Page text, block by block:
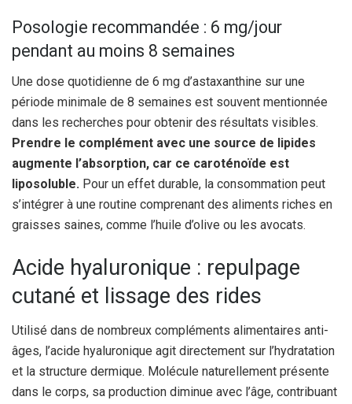
Posologie recommandée : 6 mg/jour
pendant au moins 8 semaines
Une dose quotidienne de 6 mg d’astaxanthine sur une
période minimale de 8 semaines est souvent mentionnée
dans les recherches pour obtenir des résultats visibles.
Prendre le complément avec une source de lipides
augmente l’absorption, car ce caroténoïde est
liposoluble. Pour un effet durable, la consommation peut
s’intégrer à une routine comprenant des aliments riches en
graisses saines, comme l’huile d’olive ou les avocats.
Acide hyaluronique : repulpage
cutané et lissage des rides
Utilisé dans de nombreux compléments alimentaires anti-
âges, l’acide hyaluronique agit directement sur l’hydratation
et la structure dermique. Molécule naturellement présente
dans le corps, sa production diminue avec l’âge, contribuant